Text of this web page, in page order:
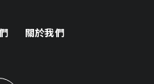
關於我們